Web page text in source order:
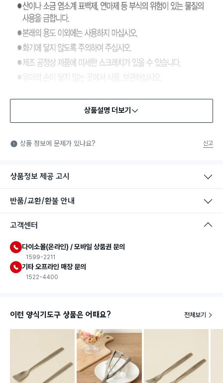
식품용 기구: 식품위생법에서 정한 규격에 따라 제조되어 식품 또
는 식품첨가물에 사용할 수 있는 식품용기구라는 표시입니다.
상품설명 더보기
상품 정보에 문제가 있나요? 신고
상품정보 제공 고시
반품/교환/환불 안내
고객센터
다이소몰(온라인) / 모바일 상품권 문의
1599-2211
기타 오프라인 매장 문의
1522-4400
이런 양식기도구 상품은 어때요? 전체보기